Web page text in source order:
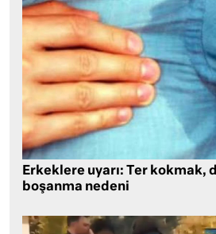
Erkeklere uyarı: Ter kokmak,
boşanma nedeni